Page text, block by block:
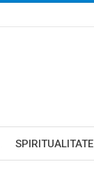
SPIRITUALITATE